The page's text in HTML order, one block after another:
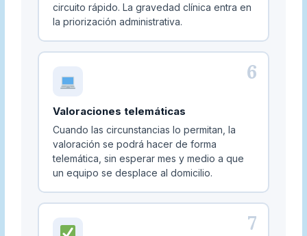
circuito rápido. La gravedad clínica entra en
la priorización administrativa.
6
Valoraciones telemáticas
Cuando las circunstancias lo permitan, la
valoración se podrá hacer de forma
telemática, sin esperar mes y medio a que
un equipo se desplace al domicilio.
7